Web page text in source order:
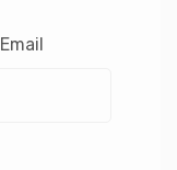
Email